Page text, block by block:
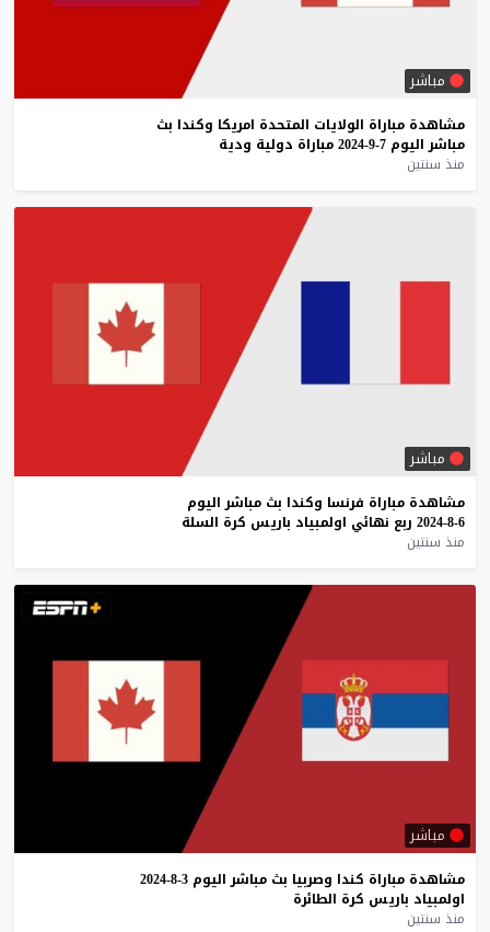
مباشر
مشاهدة مباراة الولايات المتحدة امريكا وكندا بث
مباشر اليوم 7-9-2024 مباراة دولية ودية
منذ سنتين
مباشر
مشاهدة مباراة فرنسا وكندا بث مباشر اليوم
6-8-2024
ربع نهائي اولمبياد باريس كرة السلة
منذ سنتين
مباشر
مشاهدة مباراة كندا وصربيا بث مباشر اليوم 3-8-2024
اولمبياد باريس كرة الطائرة
منذ سنتين